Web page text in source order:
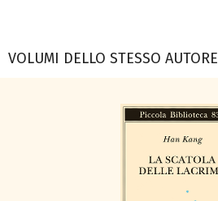
VOLUMI DELLO STESSO AUTORE